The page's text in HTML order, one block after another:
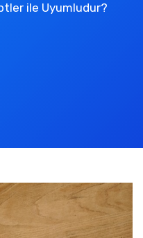
ile Uyumludur?